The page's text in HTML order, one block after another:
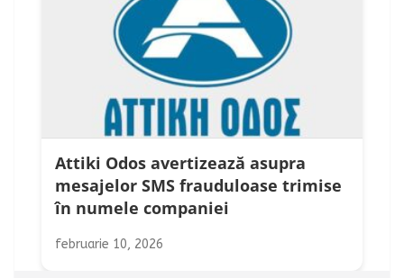
Attiki Odos avertizează asupra
mesajelor SMS frauduloase trimise
în numele companiei
februarie 10, 2026